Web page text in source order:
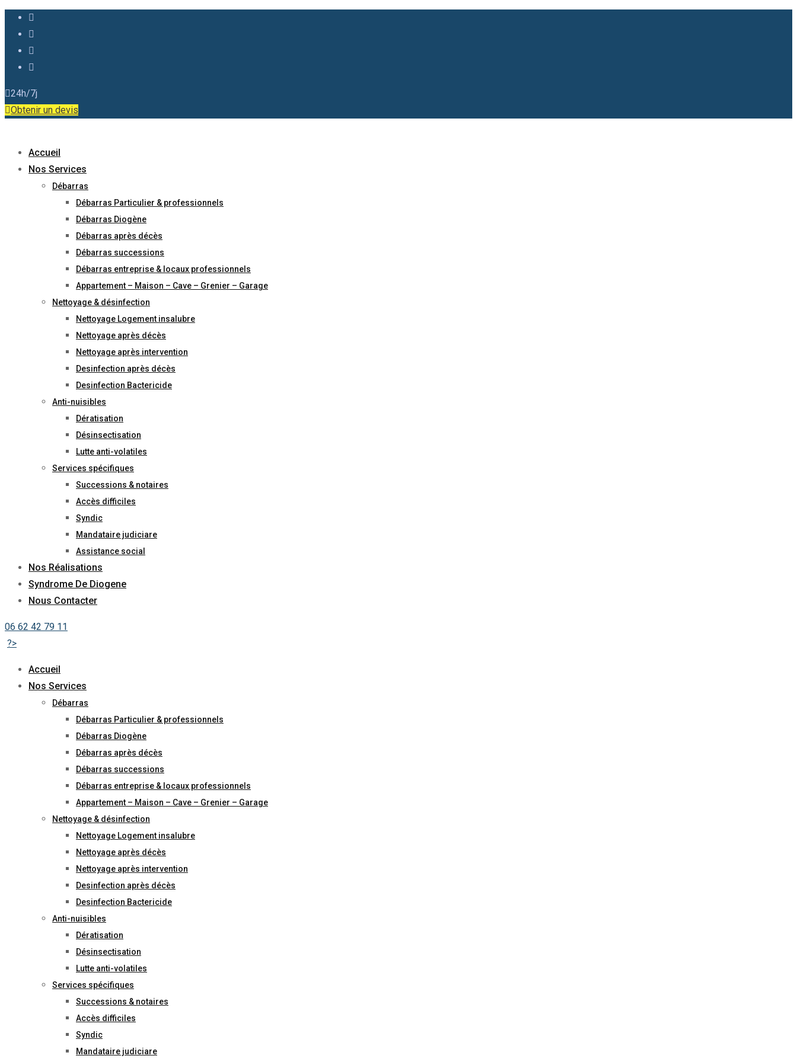
24h/7j
Obtenir un devis
Accueil
Nos Services
Débarras
Débarras Particulier & professionnels
Débarras Diogène
Débarras après décès
Débarras successions
Débarras entreprise & locaux professionnels
Appartement – Maison – Cave – Grenier – Garage
Nettoyage & désinfection
Nettoyage Logement insalubre
Nettoyage après décès
Nettoyage après intervention
Desinfection après décès
Desinfection Bactericide
Anti-nuisibles
Dératisation
Désinsectisation
Lutte anti-volatiles
Services spécifiques
Successions & notaires
Accès difficiles
Syndic
Mandataire judiciare
Assistance social
Nos Réalisations
Syndrome De Diogene
Nous Contacter
06 62 42 79 11
?>
Accueil
Nos Services
Débarras
Débarras Particulier & professionnels
Débarras Diogène
Débarras après décès
Débarras successions
Débarras entreprise & locaux professionnels
Appartement – Maison – Cave – Grenier – Garage
Nettoyage & désinfection
Nettoyage Logement insalubre
Nettoyage après décès
Nettoyage après intervention
Desinfection après décès
Desinfection Bactericide
Anti-nuisibles
Dératisation
Désinsectisation
Lutte anti-volatiles
Services spécifiques
Successions & notaires
Accès difficiles
Syndic
Mandataire judiciare